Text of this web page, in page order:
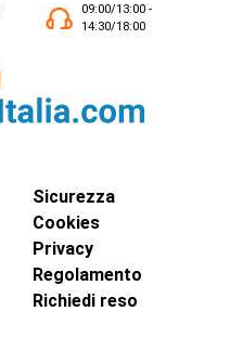
09:00/13:00 -
14:30/18:00
Sicurezza
Cookies
Privacy
Regolamento
Richiedi reso